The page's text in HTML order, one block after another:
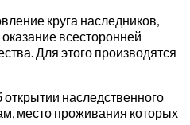
круга наследников,
всесторонней
Для этого производятся
наследственного
место проживания которых